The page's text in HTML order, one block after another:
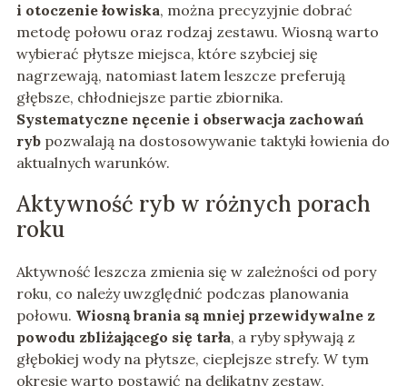
i otoczenie łowiska, można precyzyjnie dobrać
metodę połowu oraz rodzaj zestawu. Wiosną warto
wybierać płytsze miejsca, które szybciej się
nagrzewają, natomiast latem leszcze preferują
głębsze, chłodniejsze partie zbiornika.
Systematyczne nęcenie i obserwacja zachowań
rybpozwalają na dostosowywanie taktyki łowienia do
aktualnych warunków.
Aktywność ryb w różnych porach
roku
Aktywność leszcza zmienia się w zależności od pory
roku, co należy uwzględnić podczas planowania
połowu. Wiosną brania są mniej przewidywalne z
powodu zbliżającego się tarła, a ryby spływają z
głębokiej wody na płytsze, cieplejsze strefy. W tym
okresie warto postawić na delikatny zestaw,